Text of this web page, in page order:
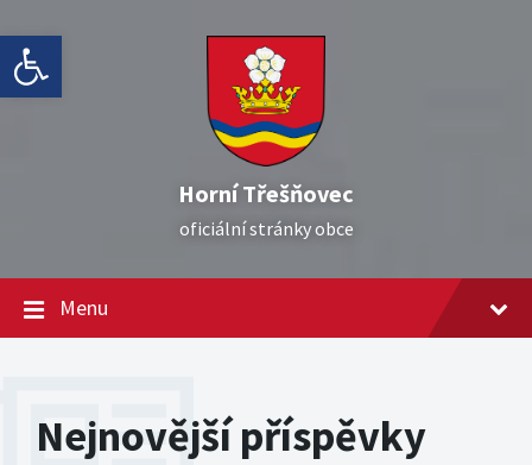
Open toolbar
to
content
to
main
navigation
to
footer
Horní Třešňovec
oficiální stránky obce
Menu
Nejnovější příspěvky